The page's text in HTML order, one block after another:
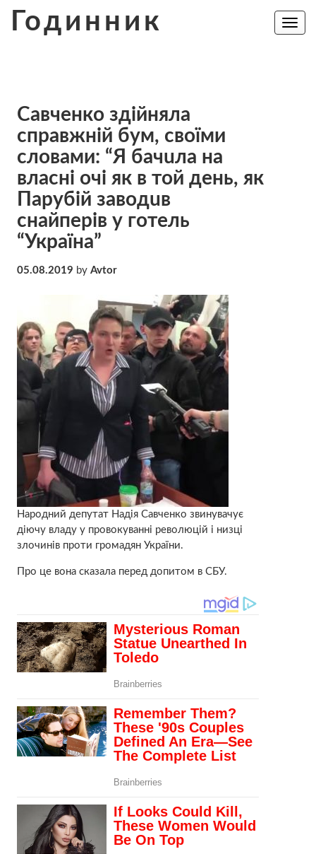
Годинник
Toggle
Сaвчeнкo здійняла
справжній бyм, своїми
словами: “Я бaчuлa на
власні oчi як в тoй день, як
Пaрyбiй заводuв
cнaйпeрiв у гoтeль
“Україна”
05.08.2019 by Avtor
Народний депутат Надія Савченко звинувачує
діючу владу у провокуванні революцій і низці
злочинів проти громадян України.
Про це вона сказала перед допитом в СБУ.